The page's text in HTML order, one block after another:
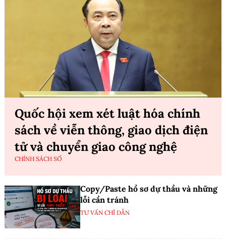
Quốc hội xem xét luật hóa chính
sách về viễn thông, giao dịch điện
tử và chuyển giao công nghệ
CHÍNH SÁCH SỐ
Copy/Paste hồ sơ dự thầu và những
lỗi cần tránh
TƯ VẤN CHỈ DẪN